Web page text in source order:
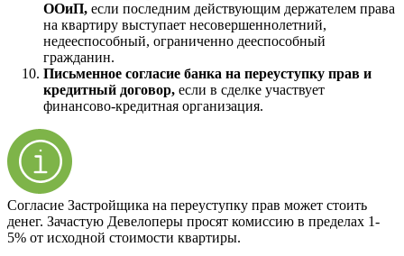
ООиП, если последним действующим держателем права
на квартиру выступает несовершеннолетний,
недееспособный, ограниченно дееспособный
гражданин.
Письменное согласие банка на переуступку прав и
кредитный договор, если в сделке участвует
финансово-кредитная организация.
Согласие Застройщика на переуступку прав может стоить
денег. Зачастую Девелоперы просят комиссию в пределах 1-
5% от исходной стоимости квартиры.